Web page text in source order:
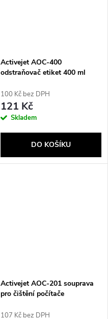
Activejet AOC-400
odstraňovač etiket 400 ml
100 Kč bez DPH
121 Kč
Skladem
DO KOŠÍKU
Activejet AOC-201 souprava
pro čištění počítače
tlakem vzduchu 600 ml
107 Kč bez DPH